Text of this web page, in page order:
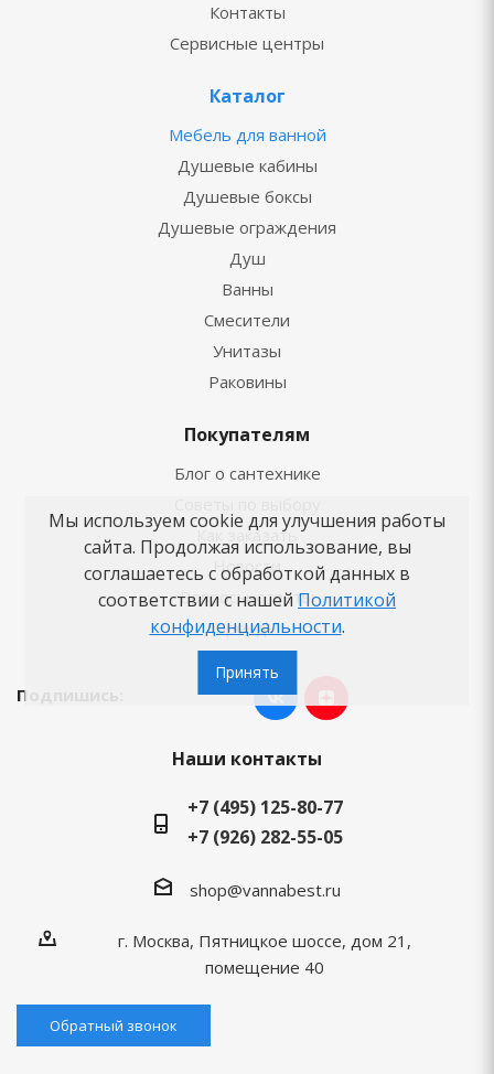
Контакты
Сервисные центры
Каталог
Мебель для ванной
Душевые кабины
Душевые боксы
Душевые ограждения
Душ
Ванны
Смесители
Унитазы
Раковины
Покупателям
Блог о сантехнике
Как заказать
Новости
Вопросы-ответы
Бренды
Подпишись:
Наши контакты
+7 (495) 125-80-77
+7 (926) 282-55-05
shop@vannabest.ru
г. Москва, Пятницкое шоссе, дом 21,
помещение 40
Обратный звонок
Мы используем cookie для улучшения работы
сайта. Продолжая использование, вы
соглашаетесь с обработкой данных в
соответствии с нашей Политикой
конфиденциальности.
Принять